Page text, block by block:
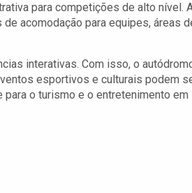
para competições de alto nível.
acomodação para equipes, áreas
interativas. Com isso, o
esportivos e culturais podem
o turismo e o entretenimento em